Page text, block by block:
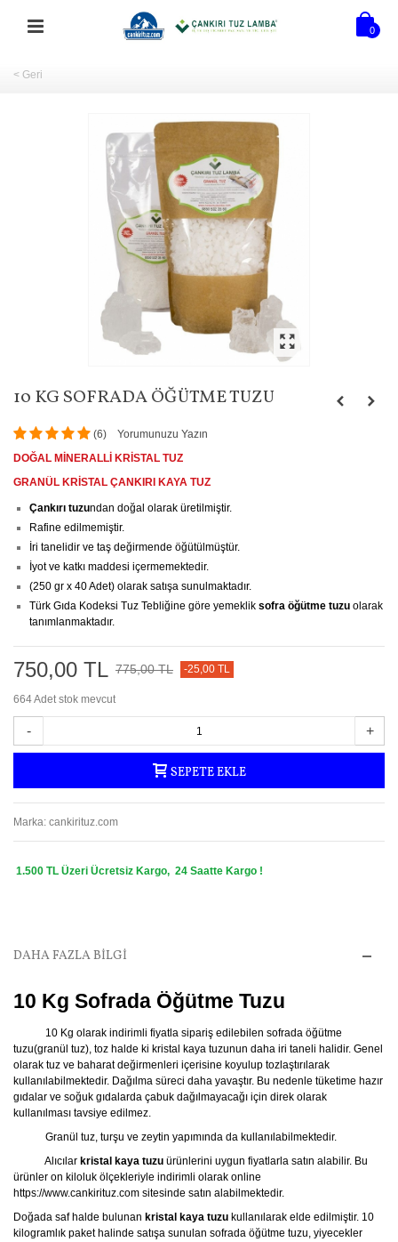
0
< Geri
10 KG SOFRADA ÖĞÜTME TUZU
(6)
Yorumunuzu Yazın
DOĞAL MİNERALLİ KRİSTAL TUZ
GRANÜL KRİSTAL ÇANKIRI KAYA TUZ
Çankırı tuzundan doğal olarak üretilmiştir.
Rafine edilmemiştir.
İri tanelidir ve taş değirmende öğütülmüştür.
İyot ve katkı maddesi içermemektedir.
(250 gr x 40 Adet) olarak satışa sunulmaktadır.
Türk Gıda Kodeksi Tuz Tebliğine göre yemeklik sofra öğütme tuzu olarak
tanımlanmaktadır.
750,00 TL 775,00 TL -25,00 TL
664Adet stok mevcut
- +
SEPETE EKLE
Marka: cankirituz.com
1.500 TL Üzeri Ücretsiz Kargo, 24 Saatte Kargo !
DAHA FAZLA BILGI
10 Kg Sofrada Öğütme Tuzu
10 Kg olarak indirimli fiyatla sipariş edilebilen sofrada öğütme
tuzu(granül tuz), toz halde ki kristal kaya tuzunun daha iri taneli halidir. Genel
olarak tuz ve baharat değirmenleri içerisine koyulup tozlaştırılarak
kullanılabilmektedir. Dağılma süreci daha yavaştır. Bu nedenle tüketime hazır
gıdalar ve soğuk gıdalarda çabuk dağılmayacağı için direk olarak
kullanılması tavsiye edilmez.
Granül tuz, turşu ve zeytin yapımında da kullanılabilmektedir.
Alıcılar kristal kaya tuzu ürünlerini uygun fiyatlarla satın alabilir. Bu
ürünler on kiloluk ölçekleriyle indirimli olarak online
https://www.cankirituz.com sitesinde satın alabilmektedir.
Doğada saf halde bulunan kristal kaya tuzu kullanılarak elde edilmiştir. 10
kilogramlık paket halinde satışa sunulan sofrada öğütme tuzu, yiyecekler